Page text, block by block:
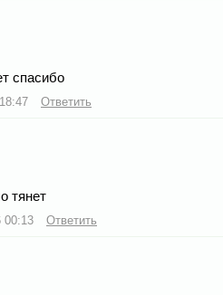
спасибо
Ответить
тянет
00:13 Ответить